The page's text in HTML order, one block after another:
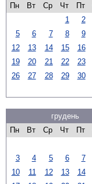
Пн
Вт Ср Чт Пт
1
2
5
6 7 8 9
12
13 14 15 16
19
20 21 22 23
26
27 28 29 30
грудень
Пн
Вт Ср Чт Пт
3
4 5 6 7
10
11 12 13 14